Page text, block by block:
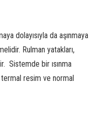
dolayısıyla da aşınmaya
Rulman yatakları,
Sistemde bir ısınma
resim ve normal
Muayenesi